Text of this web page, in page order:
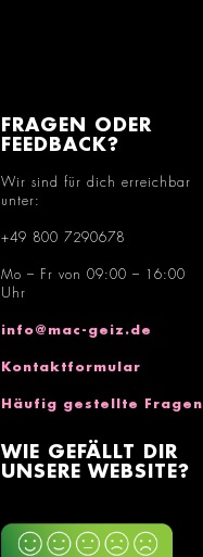
FRAGEN ODER
FEEDBACK?
Wir sind für dich erreichbar
unter:
+49 800 7290678
Mo – Fr von 09:00 – 16:00
Uhr
info@mac-geiz.de
Kontaktformular
Häufig gestellte Fragen
WIE GEFÄLLT DIR
UNSERE WEBSITE?